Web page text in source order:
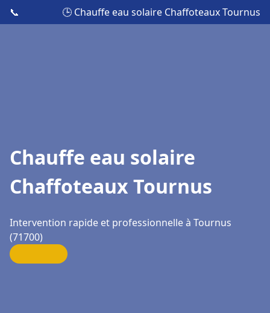
📞 🕒 Chauffe eau solaire Chaffoteaux Tournus
Chauffe eau solaire
Chaffoteaux Tournus
Intervention rapide et professionnelle à Tournus
(71700)